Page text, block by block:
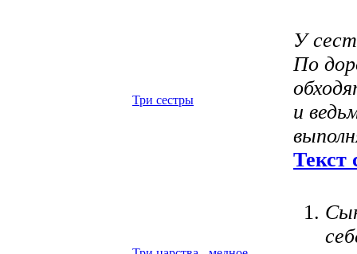
Три сестры
У
По
и
Текст